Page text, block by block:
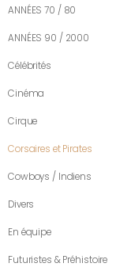
ANNÉES 70 / 80
ANNÉES 90 / 2000
Célébrités
Cinéma
Cirque
Corsaires et Pirates
Cowboys / Indiens
Divers
En équipe
Futuristes & Préhistoire